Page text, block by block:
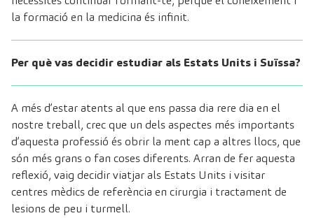
la formació en la medicina és infinit.
Per què vas decidir estudiar als Estats Units i Suïssa?
A més d’estar atents al que ens passa dia rere dia en el
nostre treball, crec que un dels aspectes més importants
d’aquesta professió és obrir la ment cap a altres llocs, que
són més grans o fan coses diferents. Arran de fer aquesta
reflexió, vaig decidir viatjar als Estats Units i visitar
centres mèdics de referència en cirurgia i tractament de
lesions de peu i turmell.